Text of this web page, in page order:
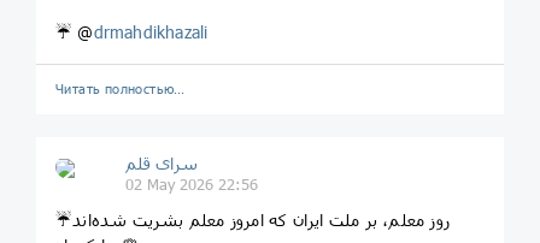
☔️ @drmahdikhazali
Читать полностью…
سرای قلم
02 May 2026 22:56
☔️روز معلم، بر ملت ایران که امروز معلم بشریت شده‌اند